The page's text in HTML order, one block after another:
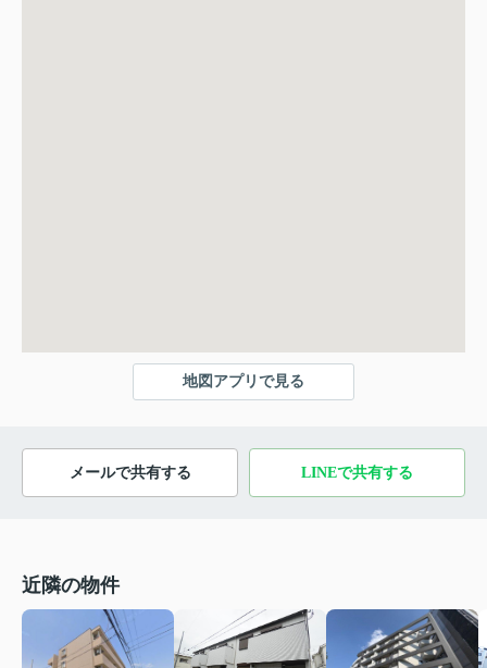
地図アプリで見る
メールで共有する LINEで共有する
近隣の物件